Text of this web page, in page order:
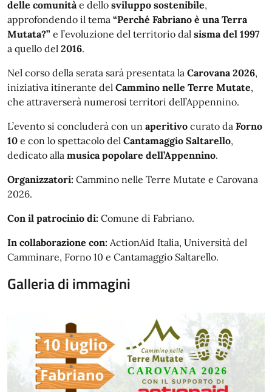
delle comunitàe dello sviluppo sostenibile,
approfondendo il tema “Perché Fabriano è una Terra
Mutata?” e l’evoluzione del territorio dal sisma del 1997
a quello del 2016.
Nel corso della serata sarà presentata la Carovana 2026,
iniziativa itinerante del Cammino nelle Terre Mutate,
che attraverserà numerosi territori dell’Appennino.
L’evento si concluderà con un aperitivo curato da Forno
10 e con lo spettacolo del Cantamaggio Saltarello,
dedicato alla musica popolare dell’Appennino.
Organizzatori: Cammino nelle Terre Mutate e Carovana
2026.
Con il patrocinio di: Comune di Fabriano.
In collaborazione con: ActionAid Italia, Università del
Camminare, Forno 10 e Cantamaggio Saltarello.
Galleria di immagini